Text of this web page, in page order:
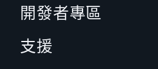
開發者專區
支援